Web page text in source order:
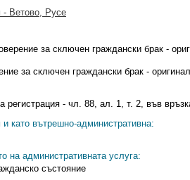
- Ветово, Русе
за сключен граждански брак -
за сключен граждански брак - оригинал
регистрация - чл. 88, ал. 1, т. 2, във
и като вътрешно-административна:
на административната услуга:
състояние